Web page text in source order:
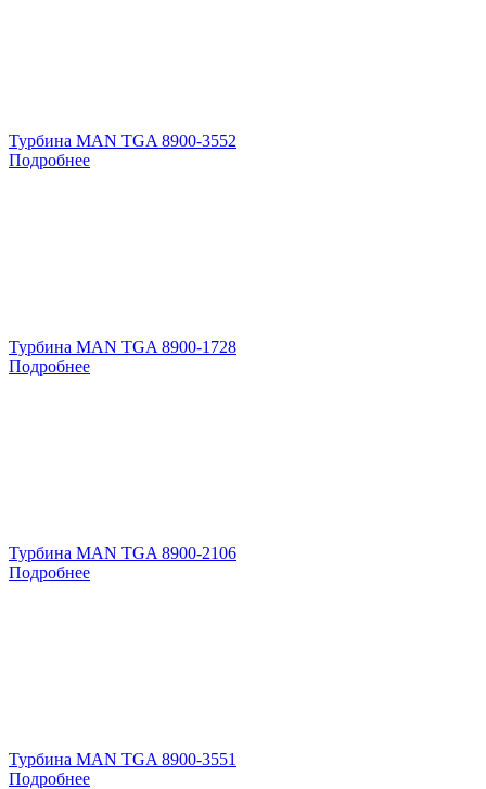
Турбина MAN TGA 8900-3552
Подробнее
Турбина MAN TGA 8900-1728
Подробнее
Турбина MAN TGA 8900-2106
Подробнее
Турбина MAN TGA 8900-3551
Подробнее